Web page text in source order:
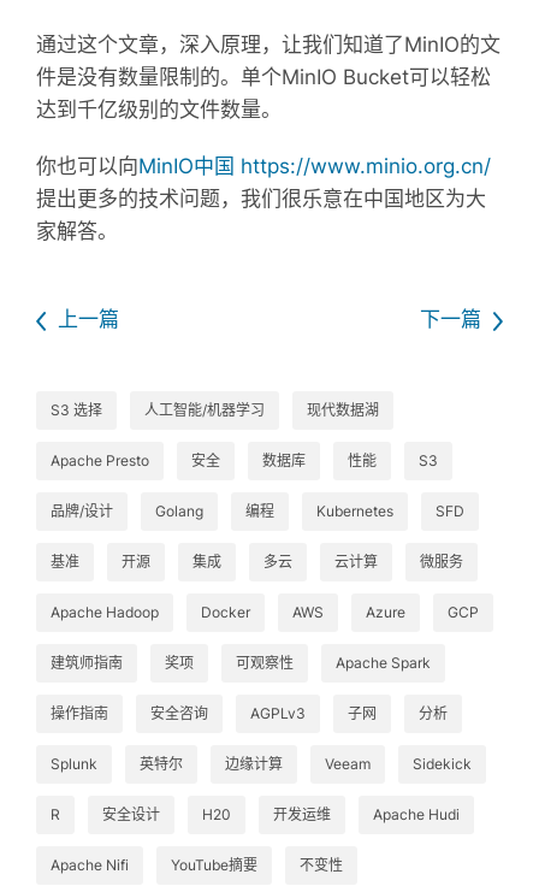
通过这个文章，深入原理，让我们知道了MinIO的文
件是没有数量限制的。单个MinIO Bucket可以轻松
达到千亿级别的文件数量。
你也可以向MinIO中国 https://www.minio.org.cn/
提出更多的技术问题，我们很乐意在中国地区为大
家解答。
上一篇 下一篇
S3 选择 人工智能/机器学习 现代数据湖
Apache Presto 安全 数据库 性能 S3
品牌/设计 Golang 编程 Kubernetes SFD
基准 开源 集成 多云 云计算 微服务
Apache Hadoop Docker AWS Azure GCP
建筑师指南 奖项 可观察性 Apache Spark
操作指南 安全咨询 AGPLv3 子网 分析
Splunk 英特尔 边缘计算 Veeam Sidekick
R 安全设计 H20 开发运维 Apache Hudi
Apache Nifi YouTube摘要 不变性